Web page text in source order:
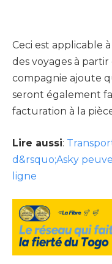
Ceci est applicable
des voyages à
compagnie ajoute
seront également
facturation à la
Lire aussi:
d&rsquo;Asky
ligne